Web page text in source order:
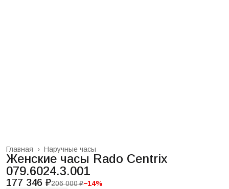
Наручные часы
Главная ›
Женские часы Rado Centrix
079.6024.3.001
177 346 ₽206 000 ₽−14%